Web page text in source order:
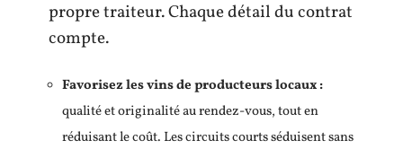
propre traiteur. Chaque détail du contrat
compte.
Favorisez les vins de producteurs locaux :
qualité et originalité au rendez-vous, tout en
réduisant le coût. Les circuits courts séduisent sans